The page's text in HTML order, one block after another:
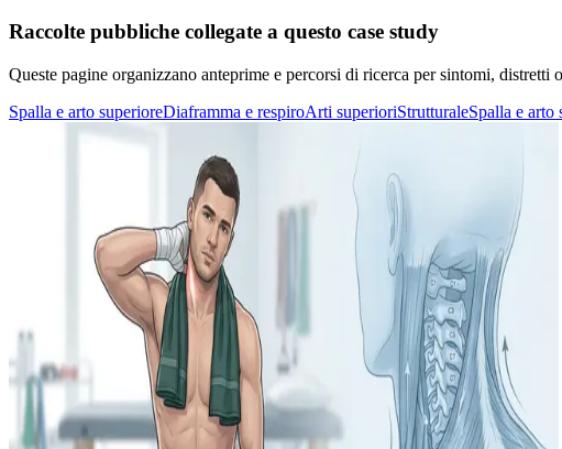
Raccolte pubbliche collegate a questo case study
Queste pagine organizzano anteprime e percorsi di ricerca per sintomi,
Spalla e arto superioreDiaframma e respiroArti superioriStrutturaleSpalla e arto